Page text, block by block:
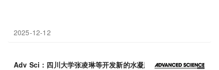
2025-12-12
Adv Sci：四川大学张凌琳等开发新的水凝胶，通过调控细胞异质